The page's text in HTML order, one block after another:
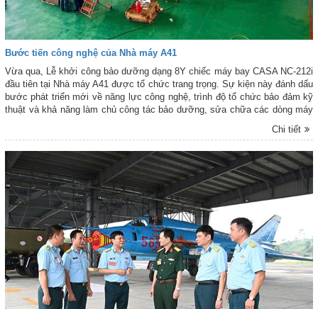
Bước tiến công nghệ của Nhà máy A41
Vừa qua, Lễ khởi công bảo dưỡng dạng 8Y chiếc máy bay CASA NC-212i
đầu tiên tại Nhà máy A41 được tổ chức trang trọng. Sự kiện này đánh dấu
bước phát triển mới về năng lực công nghệ, trình độ tổ chức bảo đảm kỹ
thuật và khả năng làm chủ công tác bảo dưỡng, sửa chữa các dòng máy
Chi tiết